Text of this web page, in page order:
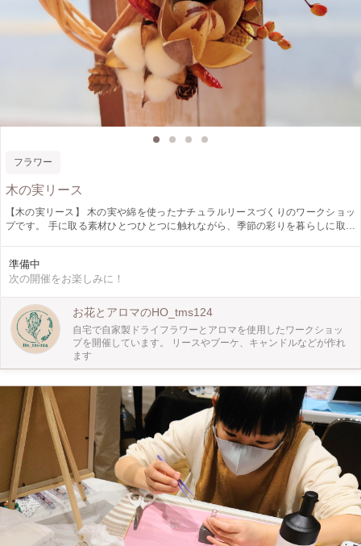
フラワー
木の実リース
【木の実リース】 木の実や綿を使ったナチュラルリースづくりのワークショッ
プです。 手に取る素材ひとつひとつに触れながら、季節の彩りを暮らしに取り
準備中
次の開催をお楽しみに！
お花とアロマのHO_tms124
自宅で自家製ドライフラワーとアロマを使用したワークショッ
プを開催しています。 リースやブーケ、キャンドルなどが作れ
ます